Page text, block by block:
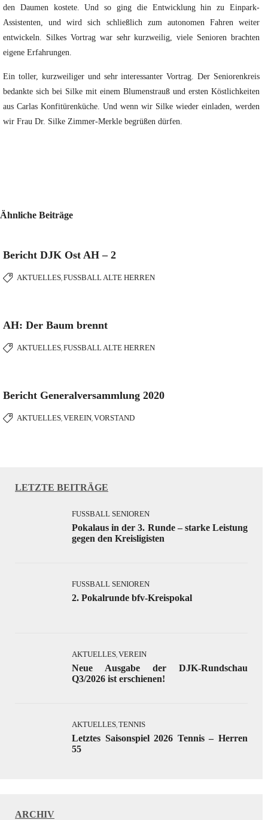
den Daumen kostete. Und so ging die Entwicklung hin zu Einpark-
Assistenten, und wird sich schließlich zum autonomen Fahren weiter
entwickeln. Silkes Vortrag war sehr kurzweilig, viele Senioren brachten
eigene Erfahrungen.
Ein toller, kurzweiliger und sehr interessanter Vortrag. Der Seniorenkreis
bedankte sich bei Silke mit einem Blumenstrauß und ersten Köstlichkeiten
aus Carlas Konfitürenküche. Und wenn wir Silke wieder einladen, werden
wir Frau Dr. Silke Zimmer-Merkle begrüßen dürfen.
Ähnliche Beiträge
Bericht DJK Ost AH – 2
AKTUELLES, FUSSBALL ALTE HERREN
AH: Der Baum brennt
AKTUELLES, FUSSBALL ALTE HERREN
Bericht Generalversammlung 2020
AKTUELLES, VEREIN, VORSTAND
LETZTE BEITRÄGE
FUSSBALL SENIOREN
Pokalaus in der 3. Runde – starke Leistung
gegen den Kreisligisten
FUSSBALL SENIOREN
2. Pokalrunde bfv-Kreispokal
AKTUELLES, VEREIN
Neue Ausgabe der DJK-Rundschau
Q3/2026 ist erschienen!
AKTUELLES, TENNIS
Letztes Saisonspiel 2026 Tennis – Herren
55
ARCHIV